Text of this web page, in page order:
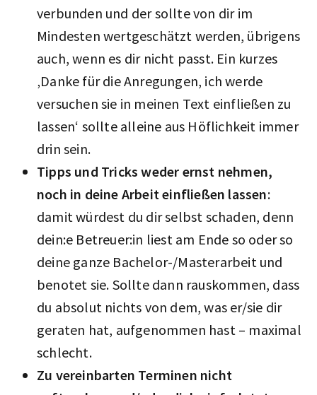
verbunden und der sollte von dir im
Mindesten wertgeschätzt werden, übrigens
auch, wenn es dir nicht passt. Ein kurzes
‚Danke für die Anregungen, ich werde
versuchen sie in meinen Text einfließen zu
lassen‘ sollte alleine aus Höflichkeit immer
drin sein.
Tipps und Tricks weder ernst nehmen,
noch in deine Arbeit einfließen lassen:
damit würdest du dir selbst schaden, denn
dein:e Betreuer:in liest am Ende so oder so
deine ganze Bachelor-/Masterarbeit und
benotet sie. Sollte dann rauskommen, dass
du absolut nichts von dem, was er/sie dir
geraten hat, aufgenommen hast – maximal
schlecht.
Zu vereinbarten Terminen nicht